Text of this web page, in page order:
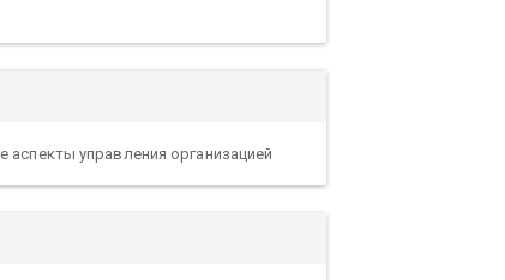
аспекты управления организацией